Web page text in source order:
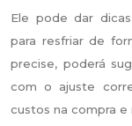
Ele pode dar
para resfriar de
precise, poderá
com o ajuste
custos na compra e